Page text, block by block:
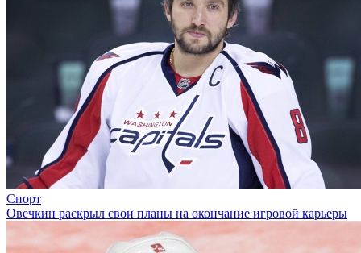
Спорт
Овечкин раскрыл свои планы на окончание игровой карьеры